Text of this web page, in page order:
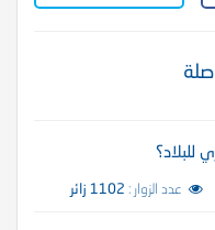
للبلاد؟
عدد الزوار : 1102 زائر